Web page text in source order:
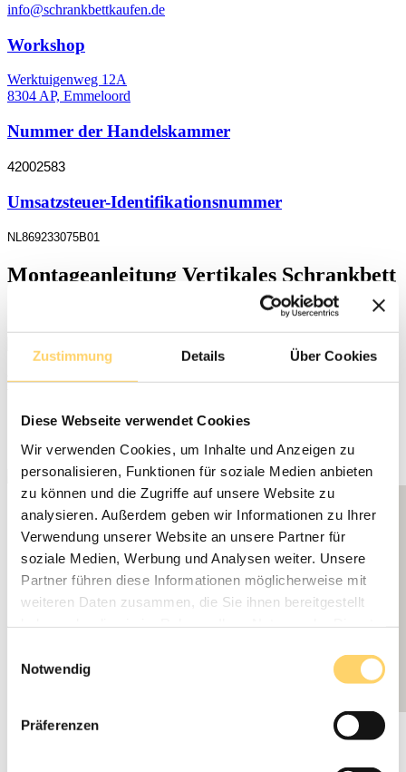
Zustimmung Details Über Cookies
Diese Webseite verwendet Cookies
Wir verwenden Cookies, um Inhalte und Anzeigen zu
personalisieren, Funktionen für soziale Medien anbieten
zu können und die Zugriffe auf unsere Website zu
analysieren. Außerdem geben wir Informationen zu Ihrer
Verwendung unserer Website an unsere Partner für
soziale Medien, Werbung und Analysen weiter. Unsere
Partner führen diese Informationen möglicherweise mit
weiteren Daten zusammen, die Sie ihnen bereitgestellt
Notwendig
Präferenzen
info@schrankbettkaufen.de
Workshop
Werktuigenweg 12A
8304 AP, Emmeloord
Nummer der Handelskammer
42002583
Umsatzsteuer-Identifikationsnummer
NL869233075B01
Montageanleitung Vertikales Schrankbett
Montageanleitung Vertikales Schrankbett (pdf)
Montageanleitung Horizontales
Montageanleitung Horizontales Schrankbett (pdf)